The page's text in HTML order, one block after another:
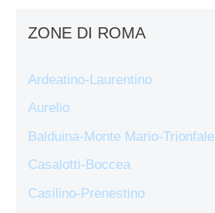
ZONE DI ROMA
Ardeatino-Laurentino
Aurelio
Balduina-Monte Mario-Trionfale
Casalotti-Boccea
Casilino-Prenestino